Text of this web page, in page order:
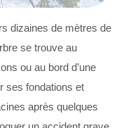
dizaines de mètres de
se trouve au
ou au bord d’une
ses fondations et
après quelques